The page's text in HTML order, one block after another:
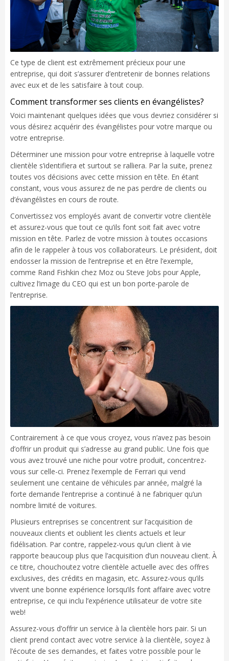
Ce type de client est extrêmement précieux pour une
entreprise, qui doit s’assurer d’entretenir de bonnes relations
avec eux et de les satisfaire à tout coup.
Comment transformer ses clients en évangélistes?
Voici maintenant quelques idées que vous devriez considérer si
vous désirez acquérir des évangélistes pour votre marque ou
votre entreprise.
Déterminer une mission pour votre entreprise à laquelle votre
clientèle s’identifiera et surtout se ralliera. Par la suite, prenez
toutes vos décisions avec cette mission en tête. En étant
constant, vous vous assurez de ne pas perdre de clients ou
d’évangélistes en cours de route.
Convertissez vos employés avant de convertir votre clientèle
et assurez-vous que tout ce qu’ils font soit fait avec votre
mission en tête. Parlez de votre mission à toutes occasions
afin de le rappeler à tous vos collaborateurs. Le président, doit
endosser la mission de l’entreprise et en être l’exemple,
comme Rand Fishkin chez Moz ou Steve Jobs pour Apple,
cultivez l’image du CEO qui est un bon porte-parole de
l’entreprise.
Contrairement à ce que vous croyez, vous n’avez pas besoin
d’offrir un produit qui s’adresse au grand public. Une fois que
vous avez trouvé une niche pour votre produit, concentrez-
vous sur celle-ci. Prenez l’exemple de Ferrari qui vend
seulement une centaine de véhicules par année, malgré la
forte demande l’entreprise a continué à ne fabriquer qu’un
nombre limité de voitures.
Plusieurs entreprises se concentrent sur l’acquisition de
nouveaux clients et oublient les clients actuels et leur
fidélisation. Par contre, rappelez-vous qu’un client à vie
rapporte beaucoup plus que l’acquisition d’un nouveau client. À
ce titre, chouchoutez votre clientèle actuelle avec des offres
exclusives, des crédits en magasin, etc. Assurez-vous qu’ils
vivent une bonne expérience lorsqu’ils font affaire avec votre
entreprise, ce qui inclu l’expérience utilisateur de votre site
web!
Assurez-vous d’offrir un service à la clientèle hors pair. Si un
client prend contact avec votre service à la clientèle, soyez à
l’écoute de ses demandes, et faites votre possible pour le